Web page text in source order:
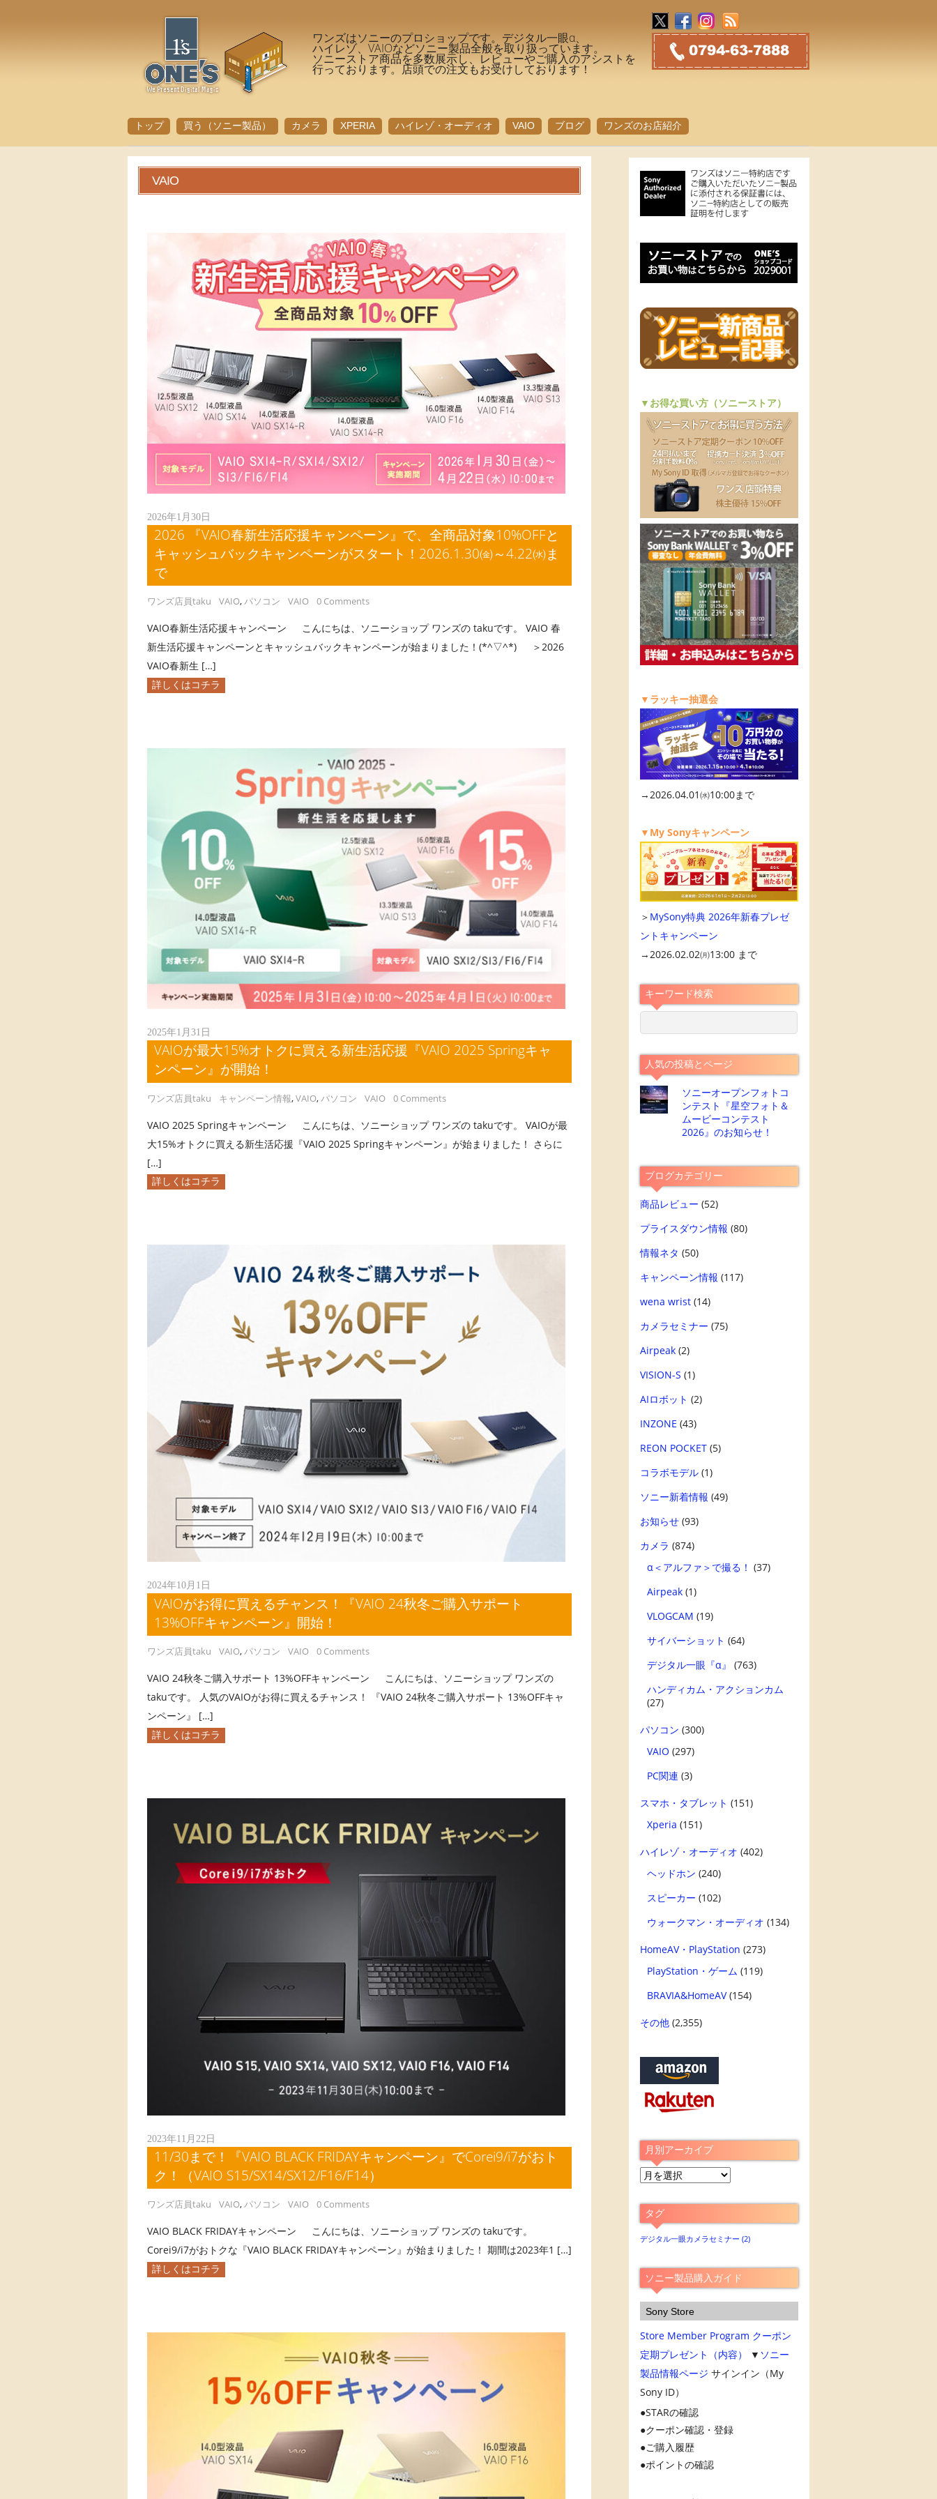
ワンズはソニーのプロショップです。デジタル一眼α、
ハイレゾ、VAIOなどソニー製品全般を取り扱っています。
ソニーストア商品を多数展示し、レビューやご購入のアシストを
行っております。店頭での注文もお受けしております！
トップ 買う（ソニー製品） カメラ XPERIA ハイレゾ・オーディオ VAIO ブログ ワンズのお店紹介
VAIO
2026年1月30日
2026 『VAIO春新生活応援キャンペーン』で、全商品対象10%OFFと
キャッシュバックキャンペーンがスタート！2026.1.30㈮～4.22㈬ま
で
ワンズ店員taku VAIO,パソコン VAIO 0 Comments
VAIO春新生活応援キャンペーン こんにちは、ソニーショップ ワンズの takuです。 VAIO 春
新生活応援キャンペーンとキャッシュバックキャンペーンが始まりました！(*^▽^*) ＞2026
VAIO春新生 […]
詳しくはコチラ
2025年1月31日
VAIOが最大15%オトクに買える新生活応援『VAIO 2025 Springキャ
ンペーン』が開始！
ワンズ店員taku キャンペーン情報,VAIO,パソコン VAIO 0 Comments
VAIO 2025 Springキャンペーン こんにちは、ソニーショップ ワンズの takuです。 VAIOが最
大15%オトクに買える新生活応援『VAIO 2025 Springキャンペーン』が始まりました！ さらに
[…]
詳しくはコチラ
2024年10月1日
VAIOがお得に買えるチャンス！『VAIO 24秋冬ご購入サポート
13%OFFキャンペーン』開始！
ワンズ店員taku VAIO,パソコン VAIO 0 Comments
VAIO 24秋冬ご購入サポート 13%OFFキャンペーン こんにちは、ソニーショップ ワンズの
takuです。 人気のVAIOがお得に買えるチャンス！ 『VAIO 24秋冬ご購入サポート 13%OFFキャ
ンペーン』 […]
詳しくはコチラ
2023年11月22日
11/30まで！『VAIO BLACK FRIDAYキャンペーン』でCorei9/i7がおト
ク！（VAIO S15/SX14/SX12/F16/F14）
ワンズ店員taku VAIO,パソコン VAIO 0 Comments
VAIO BLACK FRIDAYキャンペーン こんにちは、ソニーショップ ワンズの takuです。
Corei9/i7がおトクな『VAIO BLACK FRIDAYキャンペーン』が始まりました！ 期間は2023年1 […]
詳しくはコチラ
▼お得な買い方（ソニーストア）
▼ラッキー抽選会
→2026.04.01㈬10:00まで
▼My Sonyキャンペーン
＞ MySony特典 2026年新春プレゼ
ントキャンペーン
→2026.02.02㈪13:00 まで
キーワード検索
人気の投稿とページ
ソニーオープンフォトコ
ンテスト『星空フォト＆
ムービーコンテスト
2026』のお知らせ！
ブログカテゴリー
商品レビュー (52)
プライスダウン情報 (80)
情報ネタ (50)
キャンペーン情報 (117)
wena wrist(14)
カメラセミナー (75)
Airpeak(2)
VISION-S (1)
AIロボット (2)
INZONE (43)
REON POCKET(5)
コラボモデル(1)
ソニー新着情報 (49)
お知らせ(93)
カメラ (874)
α＜アルファ＞で撮る！ (37)
Airpeak(1)
VLOGCAM (19)
サイバーショット (64)
デジタル一眼『α』
(763)
ハンディカム・アクションカム
(27)
パソコン (300)
VAIO (297)
PC関連 (3)
スマホ・タブレット (151)
Xperia (151)
ハイレゾ・オーディオ (402)
ヘッドホン (240)
スピーカー (102)
ウォークマン・オーディオ (134)
HomeAV・PlayStation (273)
PlayStation・ゲーム (119)
BRAVIA&HomeAV(154)
その他(2,355)
月別アーカイブ
月
ア
ー
カ
ブ
タグ
デジタル一眼カメラセミナー (2)
ソニー製品購入ガイド
Sony Store
Store Member Program クーポン
定期プレゼント（内容）
▼ ソニー
製品情報ページ サインイン（My
Sony ID）
STARの確認
クーポン確認・登録
ご購入履歴
ポイントの確認